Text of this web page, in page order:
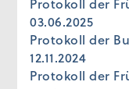
03.06.2025
Protokoll der
12.11.2024
Protokoll der